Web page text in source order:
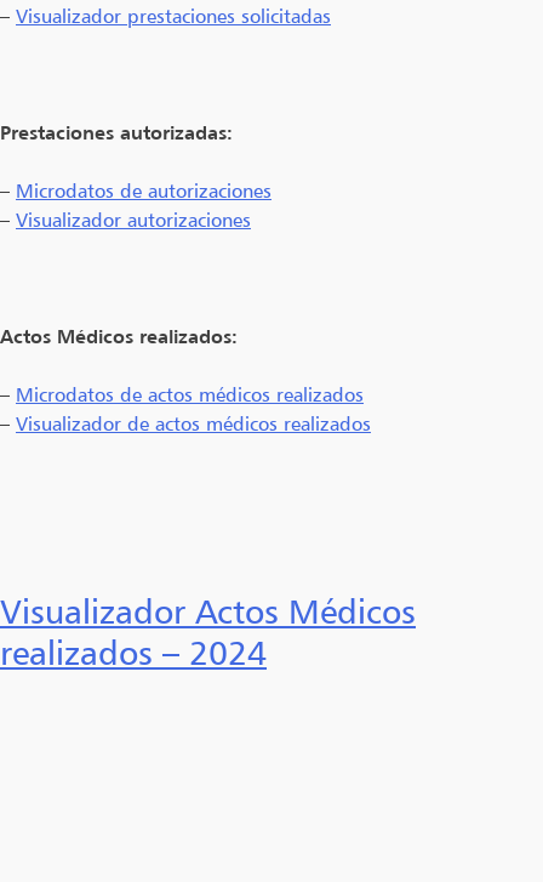
– Visualizador prestaciones solicitadas
Prestaciones autorizadas:
– Microdatos de autorizaciones
– Visualizador autorizaciones
Actos Médicos realizados:
– Microdatos de actos médicos realizados
– Visualizador de actos médicos realizados
Visualizador Actos Médicos
realizados – 2024